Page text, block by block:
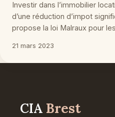
Investir dans l’immobilier
d’une réduction d’impot
propose la loi Malraux pour
21 mars 2023
CIA Brest